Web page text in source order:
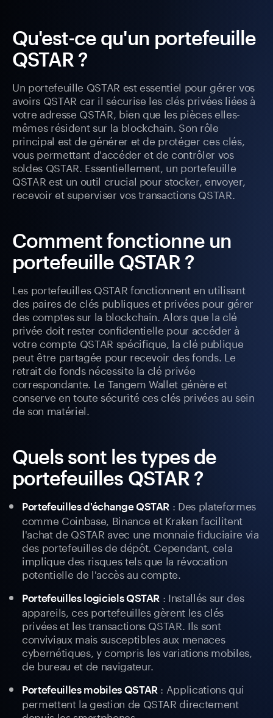
Qu'est-ce qu'un portefeuille
QSTAR ?
Un portefeuille QSTAR est essentiel pour gérer vos
avoirs QSTAR car il sécurise les clés privées liées à
votre adresse QSTAR, bien que les pièces elles-
mêmes résident sur la blockchain. Son rôle
principal est de générer et de protéger ces clés,
vous permettant d'accéder et de contrôler vos
soldes QSTAR. Essentiellement, un portefeuille
QSTAR est un outil crucial pour stocker, envoyer,
recevoir et superviser vos transactions QSTAR.
Comment fonctionne un
portefeuille QSTAR ?
Les portefeuilles QSTAR fonctionnent en utilisant
des paires de clés publiques et privées pour gérer
des comptes sur la blockchain. Alors que la clé
privée doit rester confidentielle pour accéder à
votre compte QSTAR spécifique, la clé publique
peut être partagée pour recevoir des fonds. Le
retrait de fonds nécessite la clé privée
correspondante. Le Tangem Wallet génère et
conserve en toute sécurité ces clés privées au sein
de son matériel.
Quels sont les types de
portefeuilles QSTAR ?
Portefeuilles d'échange QSTAR : Des plateformes
comme Coinbase, Binance et Kraken facilitent
l'achat de QSTAR avec une monnaie fiduciaire via
des portefeuilles de dépôt. Cependant, cela
implique des risques tels que la révocation
potentielle de l'accès au compte.
Portefeuilles logiciels QSTAR : Installés sur des
appareils, ces portefeuilles gèrent les clés
privées et les transactions QSTAR. Ils sont
conviviaux mais susceptibles aux menaces
cybernétiques, y compris les variations mobiles,
de bureau et de navigateur.
Portefeuilles mobiles QSTAR : Applications qui
permettent la gestion de QSTAR directement